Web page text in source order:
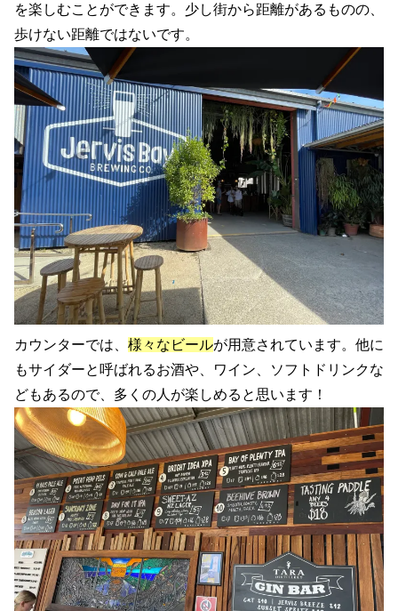
を楽しむことができます。少し街から距離があるものの、
歩けない距離ではないです。
カウンターでは、 様々なビールが用意されています。他に
もサイダーと呼ばれるお酒や、ワイン、ソフトドリンクな
どもあるので、多くの人が楽しめると思います！